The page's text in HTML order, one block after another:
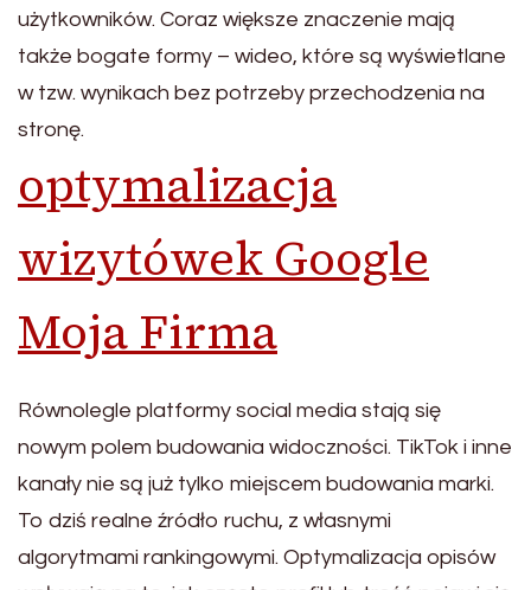
użytkowników. Coraz większe znaczenie mają
także bogate formy – wideo, które są wyświetlane
w tzw. wynikach bez potrzeby przechodzenia na
stronę.
optymalizacja
wizytówek Google
Moja Firma
Równolegle platformy social media stają się
nowym polem budowania widoczności. TikTok i inne
kanały nie są już tylko miejscem budowania marki.
To dziś realne źródło ruchu, z własnymi
algorytmami rankingowymi. Optymalizacja opisów